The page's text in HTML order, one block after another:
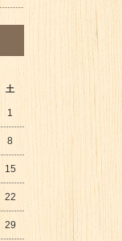
土
1
8
15
22
29